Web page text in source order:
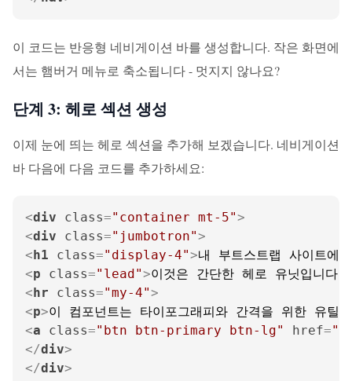
이 코드는 반응형 네비게이션 바를 생성합니다. 작은 화면에
서는 햄버거 메뉴로 축소됩니다 - 멋지지 않나요?
단계 3: 헤로 섹션 생성
이제 눈에 띄는 헤로 섹션을 추가해 보겠습니다. 네비게이션
바 다음에 다음 코드를 추가하세요:
<div class="container mt-5">
<div class="jumbotron">
<h1 class="display-4">내 부트스트랩 사이트에
<p class="lead">이것은 간단한 헤로 유닛입니다
<hr class="my-4">
<p>이 컴포넌트는 타이포그래피와 간격을 위한 유
<a class="btn btn-primary btn-lg" href=
</div>
</div>